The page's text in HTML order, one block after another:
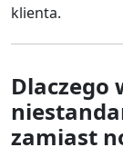
klienta.
Dlaczego
zamiast